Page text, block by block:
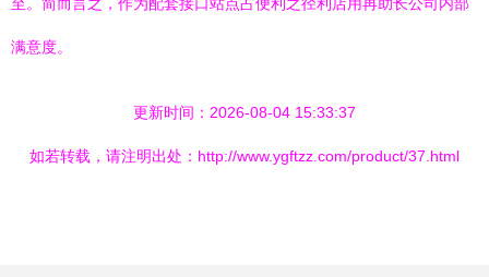
满意度。
更新时间：2026-08-04 15:33:37
如若转载，请注明出处：http://www.ygftzz.com/product/37.html